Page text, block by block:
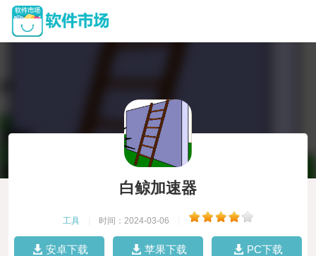
白鲸加速器
工具 时间：2024-03-06
安卓下载 苹果下载 PC下载